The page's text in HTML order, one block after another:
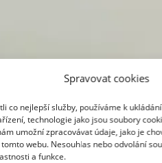
Spravovat cookies
co nejlepší služby, používáme k
technologie jako jsou soubory
umožní zpracovávat údaje, jako je
webu. Nesouhlas nebo odvolání
a funkce.